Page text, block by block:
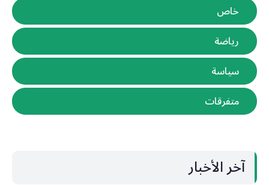
خاص
رياضة
سياسة
متفرقات
آخر الأخبار